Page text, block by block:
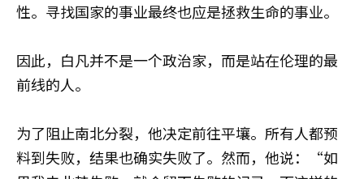
性。寻找国家的事业最终也应是拯救生命的事业。
因此，白凡并不是一个政治家，而是站在伦理的最
前线的人。
为了阻止南北分裂，他决定前往平壤。所有人都预
料到失败，结果也确实失败了。然而，他说：“如